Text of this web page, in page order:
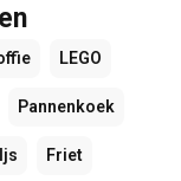
LEGO
Pannenkoek
Ijs Friet